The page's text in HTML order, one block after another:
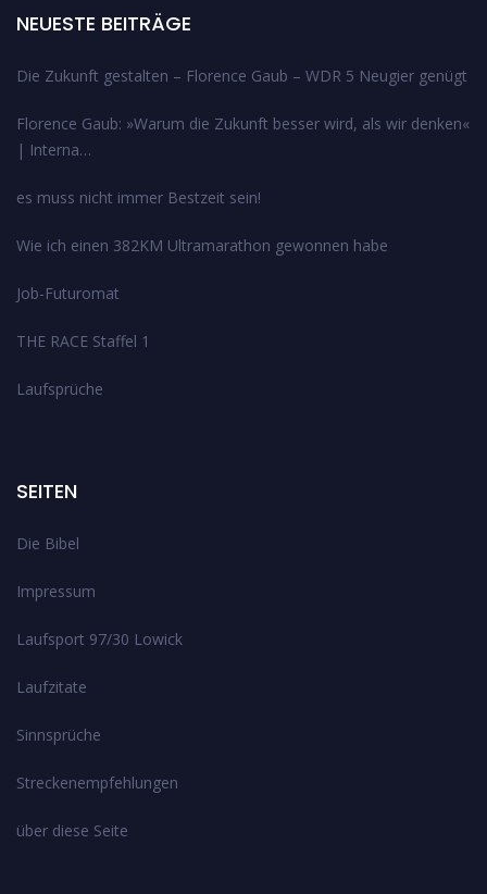
NEUESTE BEITRÄGE
Die Zukunft gestalten – Florence Gaub – WDR 5 Neugier genügt
Florence Gaub: »Warum die Zukunft besser wird, als wir denken«
| Interna…
es muss nicht immer Bestzeit sein!
Wie ich einen 382KM Ultramarathon gewonnen habe
Job-Futuromat
THE RACE Staffel 1
Laufsprüche
SEITEN
Die Bibel
Impressum
Laufsport 97/30 Lowick
Laufzitate
Sinnsprüche
Streckenempfehlungen
über diese Seite